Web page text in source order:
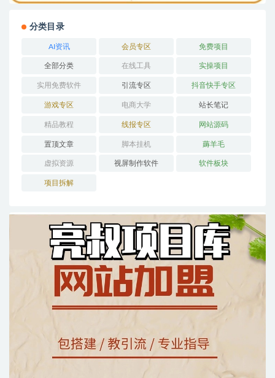
分类目录
AI资讯 会员专区 免费项目
全部分类 在线工具 实操项目
实用免费软件 引流专区 抖音快手专区
游戏专区 电商大学 站长笔记
精品教程 线报专区 网站源码
置顶文章 脚本挂机 薅羊毛
虚拟资源 视屏制作软件 软件板块
项目拆解